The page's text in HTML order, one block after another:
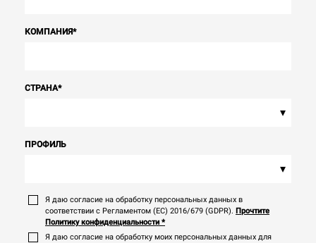
КОМПАНИЯ*
СТРАНА*
▾
ПРОФИЛЬ
▾
Я даю согласие на обработку персональных данных в
соответствии с Регламентом (ЕС) 2016/679 (GDPR). Прочтите
Политику конфиденциальности *
Я даю согласие на обработку моих персональных данных для